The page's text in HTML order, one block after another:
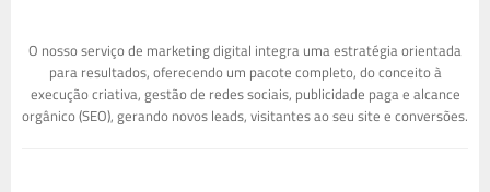
O nosso serviço de marketing digital integra uma estratégia orientada
para resultados, oferecendo um pacote completo, do conceito à
execução criativa, gestão de redes sociais, publicidade paga e alcance
orgânico (SEO), gerando novos leads, visitantes ao seu site e conversões.